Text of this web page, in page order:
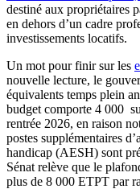
destiné aux propriétaires
en dehors d’un cadre
investissements locatifs.
Un mot pour finir sur les
nouvelle lecture, le
équivalents temps plein
budget comporte 4 000
rentrée 2026, en raison
postes supplémentaires
handicap (AESH) sont
Sénat relève que le
plus de 8 000 ETPT par